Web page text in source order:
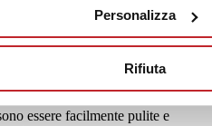
Personalizza
Rifiuta
tendenze nell’architettura e
qualche nuova opportunità per i
ceramica?
ceramica si adattano bene a
essere facilmente pulite e